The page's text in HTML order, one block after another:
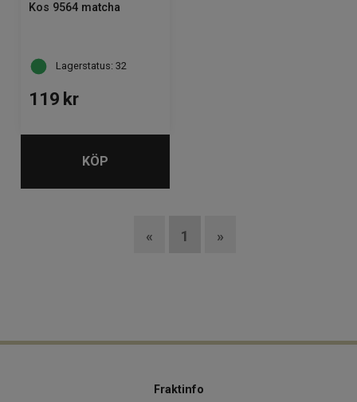
Kos 9564 matcha
Lagerstatus: 32
119 kr
KÖP
« 1 »
Fraktinfo